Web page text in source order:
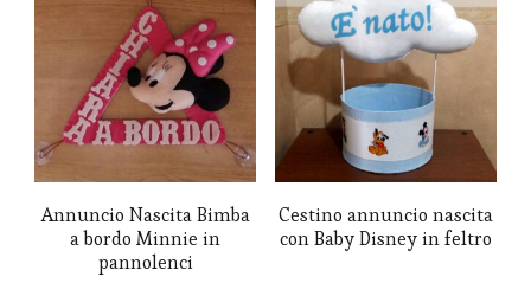
recente
Annuncio Nascita Bimba
a bordo Minnie in
pannolenci
Cestino annuncio nascita
con Baby Disney in feltro